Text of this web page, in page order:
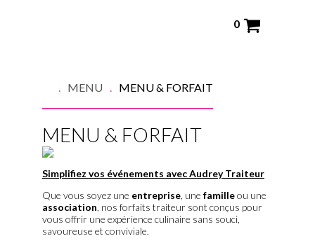
0
MENU MENU & FORFAIT
MENU & FORFAIT
Simplifiez vos événements avec Audrey Traiteur
Que vous soyez une entreprise, une familleou une
association, nos forfaits traiteur sont conçus pour
vous offrir une expérience culinaire sans souci,
savoureuse et conviviale.